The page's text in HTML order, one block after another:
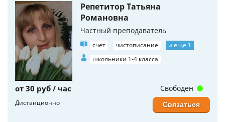
Репетитор Татьяна
Романовна
Частный преподаватель
счет чистописание
и еще 1
школьники 1-4 класса
от 30 руб / час
Дистанционно
Свободен
Связаться